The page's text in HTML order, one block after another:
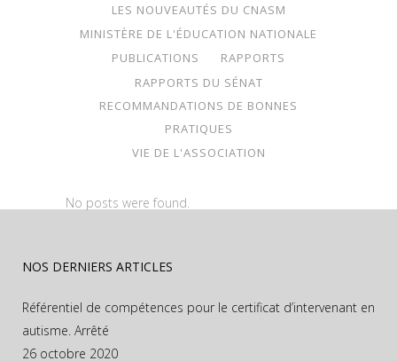
LES NOUVEAUTÉS DU CNASM
MINISTÈRE DE L'ÉDUCATION NATIONALE
PUBLICATIONS
RAPPORTS
RAPPORTS DU SÉNAT
RECOMMANDATIONS DE BONNES
PRATIQUES
VIE DE L'ASSOCIATION
No posts were found.
NOS DERNIERS ARTICLES
Référentiel de compétences pour le certificat d’intervenant en
autisme. Arrêté
26 octobre 2020